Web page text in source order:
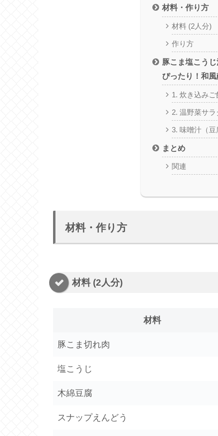
材料・作り方
材料 (2人分)
作り方
豚こま塩こう
ぴったり！和
1. 炊き込みご
2. 温野菜サラ
3. 味噌汁（
まとめ
関連
材料・作り方
材料 (2人分)
材料
豚こま切れ肉
塩こうじ
木綿豆腐
スナップえんどう